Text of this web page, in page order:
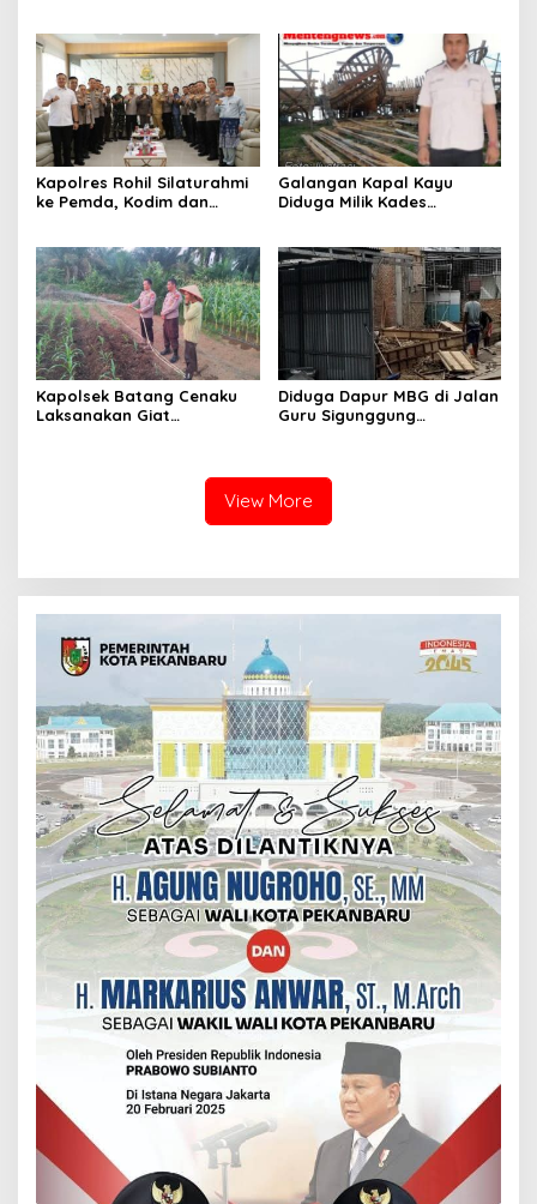
Sendayan
SINERGI HADAPI MUSIM
KEMARAU DAN POTENSI EL
NINO
Kapolres Rohil Silaturahmi
ke Pemda, Kodim dan
Galangan Kapal Kayu
Diduga Milik Kades
Masyarakat Menilai Bahan
Material Kapal Kayu
Diduga dari Hasil Ilegal
Logging
Kapolsek Batang Cenaku
Laksanakan Giat
Diduga Dapur MBG di Jalan
Guru Sigunggung
Menyengat.
View More